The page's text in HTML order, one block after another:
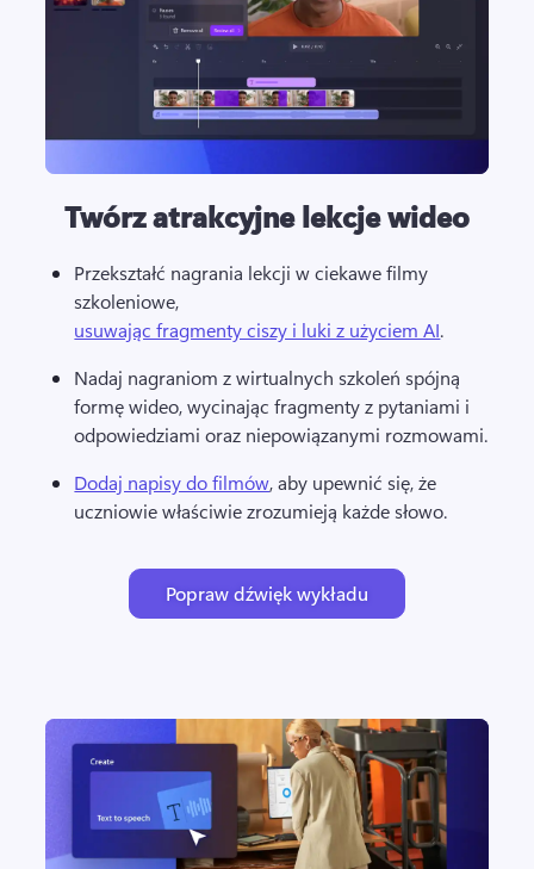
Twórz atrakcyjne lekcje wideo
Przekształć nagrania lekcji w ciekawe filmy
szkoleniowe,
usuwając fragmenty ciszy i luki z użyciem AI.
Nadaj nagraniom z wirtualnych szkoleń spójną
formę wideo, wycinając fragmenty z pytaniami i
odpowiedziami oraz niepowiązanymi rozmowami.
Dodaj napisy do filmów, aby upewnić się, że
uczniowie właściwie zrozumieją każde słowo.
Popraw dźwięk wykładu